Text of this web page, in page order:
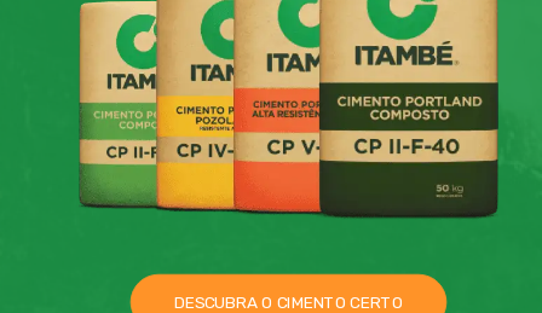
DESCUBRA O CIMENTO CERTO